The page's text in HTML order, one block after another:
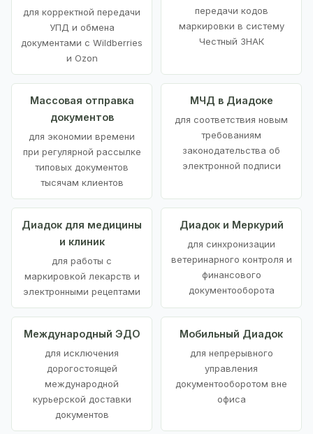
для корректной передачи
УПД и обмена
документами с Wildberries
и Ozon
передачи кодов
маркировки в систему
Честный ЗНАК
Массовая отправка
документов
для экономии времени
при регулярной рассылке
типовых документов
тысячам клиентов
МЧД в Диадоке
для соответствия новым
требованиям
законодательства об
электронной подписи
Диадок для медицины
и клиник
для работы с
маркировкой лекарств и
электронными рецептами
Диадок и Меркурий
для синхронизации
ветеринарного контроля и
финансового
документооборота
Международный ЭДО
для исключения
дорогостоящей
международной
курьерской доставки
документов
Мобильный Диадок
для непрерывного
управления
документооборотом вне
офиса